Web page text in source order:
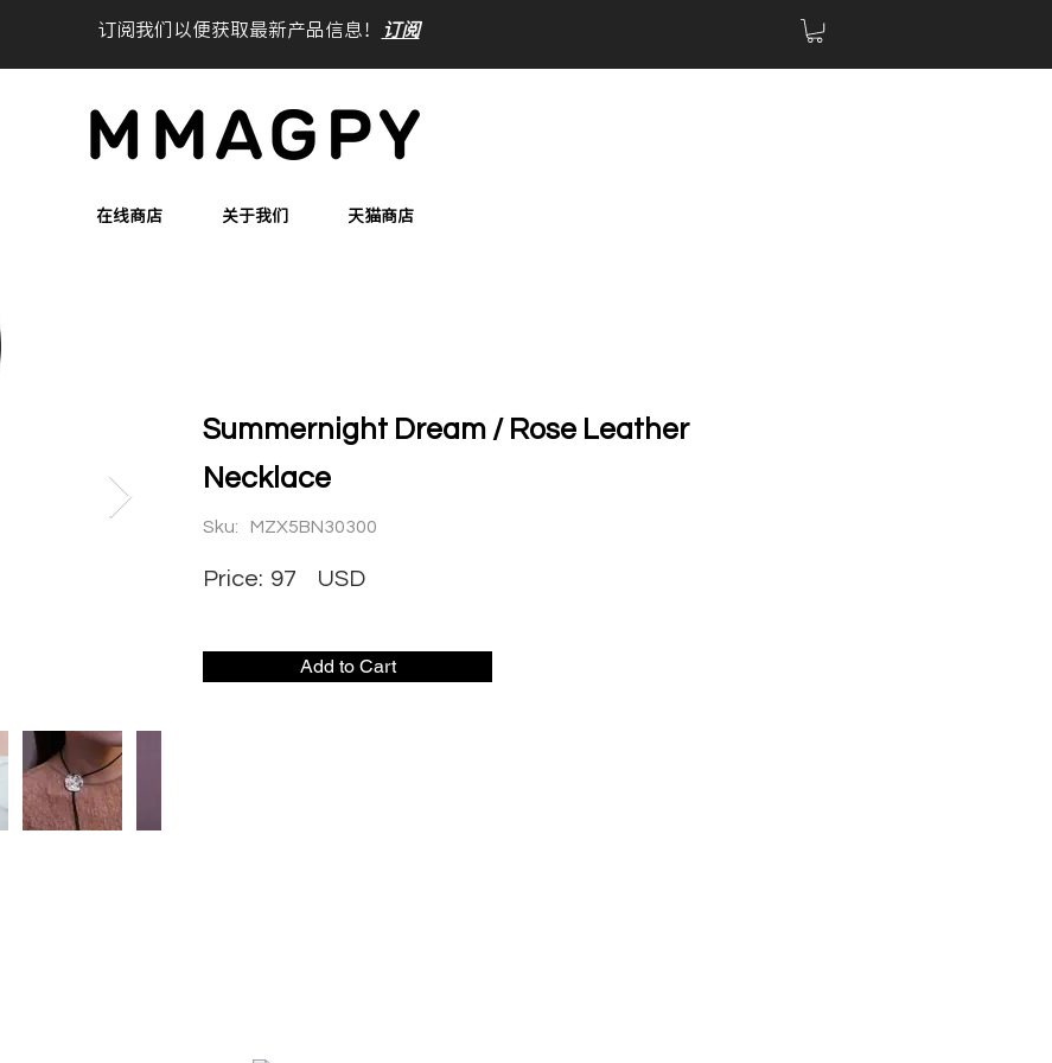
在线商店 关于我们 天猫商店
Summernight Dream / Rose Leather
Necklace
Sku: MZX5BN30300
97
Price: USD
Add to Cart
订阅我们以便获取最新产品信息！ 订阅